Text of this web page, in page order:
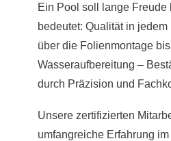
Ein Pool soll lange Freude
bedeutet: Qualität in jedem
über die Folienmontage
Wasseraufbereitung –
durch Präzision und
Unsere zertifizierten
umfangreiche Erfahrung